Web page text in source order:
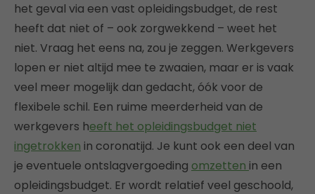
het geval via een vast opleidingsbudget, de rest
heeft dat niet of – ook zorgwekkend – weet het
niet. Vraag het eens na, zou je zeggen. Werkgevers
lopen er niet altijd mee te zwaaien, maar er is vaak
veel meer mogelijk dan gedacht, óók voor de
flexibele schil. Een ruime meerderheid van de
werkgevers heeft het opleidingsbudget niet
ingetrokken in coronatijd. Je kunt ook een deel van
je eventuele ontslagvergoeding omzetten in een
opleidingsbudget. Er wordt relatief veel geschoold,